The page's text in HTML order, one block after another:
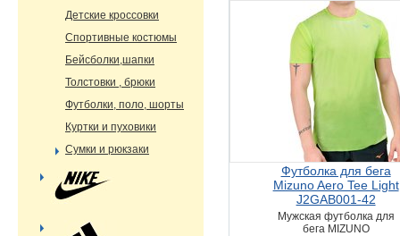
Футболка для бега
Mizuno Aero Tee Light
J2GAB001-42
Мужская футболка для
бега MIZUNO
Детские кроссовки
Спортивные костюмы
Бейсболки,шапки
Толстовки , брюки
Футболки, поло, шорты
Куртки и пуховики
Сумки и рюкзаки